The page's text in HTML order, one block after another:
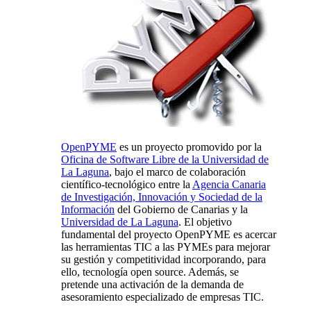
OpenPYME es un proyecto promovido por la
Oficina de Software Libre de la Universidad de
La Laguna, bajo el marco de colaboración
científico-tecnológico entre laAgencia Canaria
de Investigación, Innovación y Sociedad de la
Información del Gobierno de Canarias y la
Universidad de La Laguna. El objetivo
fundamental del proyecto OpenPYME es acercar
las herramientas TIC a las PYMEs para mejorar
su gestión y competitividad incorporando, para
ello, tecnología open source. Además, se
pretende una activación de la demanda de
asesoramiento especializado de empresas TIC.